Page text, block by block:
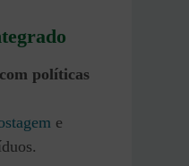
políticas
e